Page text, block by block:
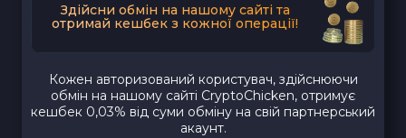
Здійсни обмін на нашому сайті та
отримай кешбек з кожної операції!
Кожен авторизований користувач, здійснюючи
обмін на нашому сайті CryptoChicken, отримує
кешбек 0,03% від суми обміну на свій партнерський
акаунт.